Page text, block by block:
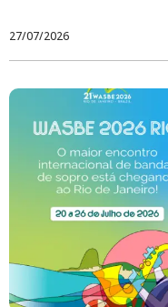
27/07/2026